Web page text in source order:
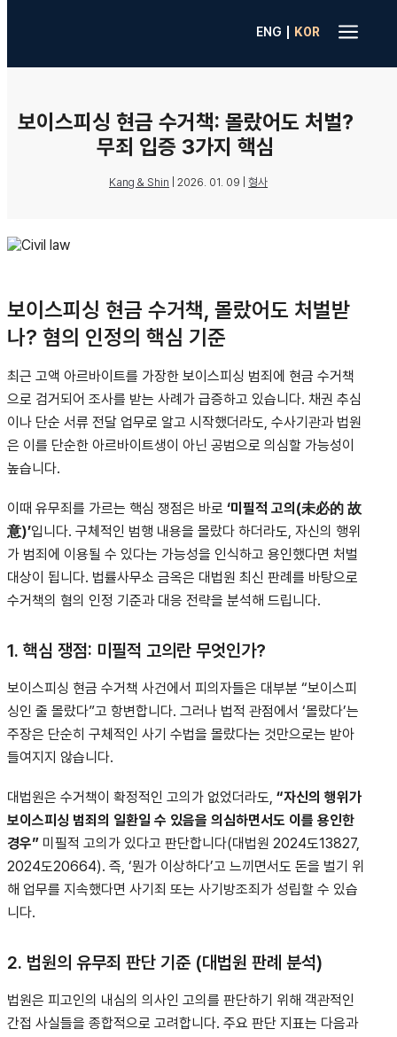
ENG K0R a
보이스피싱 현금 수거책: 몰랐어도 처벌?
무죄 입증 3가지 핵심
Kang & Shin |2026. 01. 09 |형사
보이스피싱 현금 수거책, 몰랐어도 처벌받
나? 혐의 인정의 핵심 기준
최근 고액 아르바이트를 가장한 보이스피싱 범죄에 현금 수거책
으로 검거되어 조사를 받는 사례가 급증하고 있습니다. 채권 추심
이나 단순 서류 전달 업무로 알고 시작했더라도, 수사기관과 법원
은 이를 단순한 아르바이트생이 아닌 공범으로 의심할 가능성이
높습니다.
이때 유무죄를 가르는 핵심 쟁점은 바로 ‘미필적 고의(未必的 故
意)’입니다. 구체적인 범행 내용을 몰랐다 하더라도, 자신의 행위
가 범죄에 이용될 수 있다는 가능성을 인식하고 용인했다면 처벌
대상이 됩니다. 법률사무소 금옥은 대법원 최신 판례를 바탕으로
수거책의 혐의 인정 기준과 대응 전략을 분석해 드립니다.
1. 핵심 쟁점: 미필적 고의란 무엇인가?
보이스피싱 현금 수거책 사건에서 피의자들은 대부분 “보이스피
싱인 줄 몰랐다”고 항변합니다. 그러나 법적 관점에서 ‘몰랐다’는
주장은 단순히 구체적인 사기 수법을 몰랐다는 것만으로는 받아
들여지지 않습니다.
대법원은 수거책이 확정적인 고의가 없었더라도, “자신의 행위가
보이스피싱 범죄의 일환일 수 있음을 의심하면서도 이를 용인한
경우” 미필적 고의가 있다고 판단합니다(대법원 2024도13827,
2024도20664). 즉, ‘뭔가 이상하다’고 느끼면서도 돈을 벌기 위
해 업무를 지속했다면 사기죄 또는 사기방조죄가 성립할 수 있습
니다.
2. 법원의 유무죄 판단 기준 (대법원 판례 분석)
법원은 피고인의 내심의 의사인 고의를 판단하기 위해 객관적인
간접 사실들을 종합적으로 고려합니다. 주요 판단 지표는 다음과